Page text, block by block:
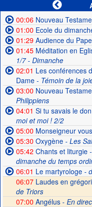
00:06Nouveau
01:00 Ecole du
01:29Audience du Pape
01:45Méditation en
1/7 - Dimanche
02:01 Les conférences
Dame- Témoin de la
03:00 Nouveau
Philippiens
04:01 Si tu savais le
moi et moi ! 2/2
05:00 Monseigneur
05:30 Oxygène- Les
05:42 Chants et liturgie-
dimanche du temps
06:01 Le martyrologe-
06:07Laudes en
de Triors
07:00 Angélus - En